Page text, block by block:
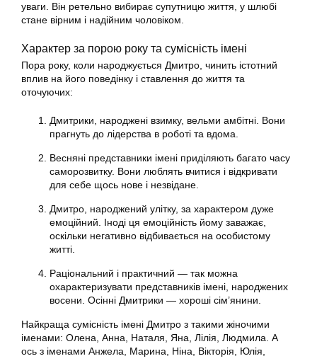
уваги. Він ретельно вибирає супутницю життя, у шлюбі
стане вірним і надійним чоловіком.
Характер за порою року та сумісність імені
Пора року, коли народжується Дмитро, чинить істотний
вплив на його поведінку і ставлення до життя та
оточуючих:
Дмитрики, народжені взимку, вельми амбітні. Вони
прагнуть до лідерства в роботі та вдома.
Весняні представники імені приділяють багато часу
саморозвитку. Вони люблять вчитися і відкривати
для себе щось нове і незвідане.
Дмитро, народжений улітку, за характером дуже
емоційний. Іноді ця емоційність йому заважає,
оскільки негативно відбивається на особистому
житті.
Раціональний і практичний — так можна
охарактеризувати представників імені, народжених
восени. Осінні Дмитрики — хороші сім’янини.
Найкраща сумісність імені Дмитро з такими жіночими
іменами: Олена, Анна, Наталя, Яна, Лілія, Людмила. А
ось з іменами Анжела, Марина, Ніна, Вікторія, Юлія,